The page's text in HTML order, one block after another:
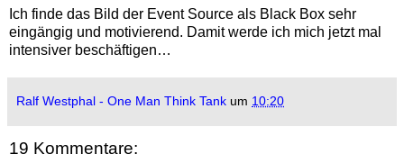
Ich finde das Bild der Event Source als Black Box sehr
eingängig und motivierend. Damit werde ich mich jetzt mal
intensiver beschäftigen…
Ralf Westphal - One Man Think Tank um 10:20
19 Kommentare: